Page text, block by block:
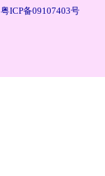
粤ICP备09107403号